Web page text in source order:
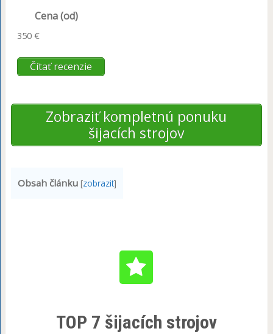
Cena (od)
350 €
Čítať recenzie
Zobraziť kompletnú ponuku
šijacích strojov
Obsah článku [zobrazit]
TOP 7 šijacích strojov